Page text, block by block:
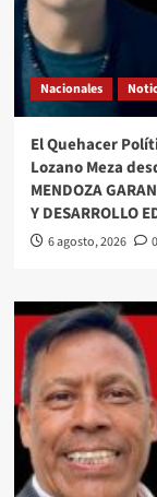
Nacionales
El Quehacer
Lozano Meza
MENDOZA
Y DESARROLLO
6 agosto, 2026 0